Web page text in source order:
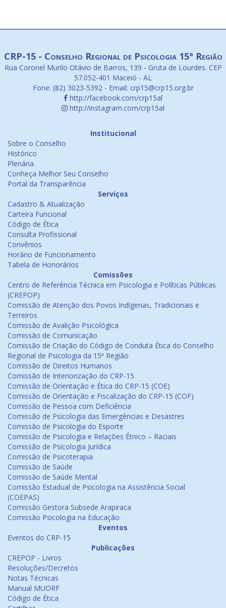
CRP-15 - Conselho Regional de Psicologia 15ª Região
Rua Coronel Murilo Otávio de Barros, 139 - Gruta de Lourdes. CEP
57.052-401 Maceió - AL
Fone: (82) 3023-5392 - Email: crp15@crp15.org.br
http://facebook.com/crp15al
http://instagram.com/crp15al
Institucional
Sobre o Conselho
Histórico
Plenária
Conheça Melhor Seu Conselho
Portal da Transparência
Serviços
Cadastro & Atualização
Carteira Funcional
Código de Ética
Consulta Profissional
Convênios
Horário de Funcionamento
Tabela de Honorários
Comissões
Centro de Referência Técnica em Psicologia e Políticas Públicas
(CREPOP)
Comissão de Atenção dos Povos Indígenas, Tradicionais e
Terreiros
Comissão de Avalição Psicológica
Comissão de Comunicação
Comissão de Criação do Código de Conduta Ética do Conselho
Regional de Psicologia da 15ª Região
Comissão de Direitos Humanos
Comissão de Interiorização do CRP-15
Comissão de Orientação e Ética do CRP-15 (COE)
Comissão de Orientação e Fiscalização do CRP-15 (COF)
Comissão de Pessoa com Deficiência
Comissão de Psicologia das Emergências e Desastres
Comissão de Psicologia do Esporte
Comissão de Psicologia e Relações Étnico – Raciais
Comissão de Psicologia Jurídica
Comissão de Psicoterapia
Comissão de Saúde
Comissão de Saúde Mental
Comissão Estadual de Psicologia na Assistência Social
(COEPAS)
Comissão Gestora Subsede Arapiraca
Comissão Psicologia na Educação
Eventos
Eventos do CRP-15
Publicações
CREPOP - Livros
Resoluções/Decretos
Notas Técnicas
Manual MUORF
Código de Ética